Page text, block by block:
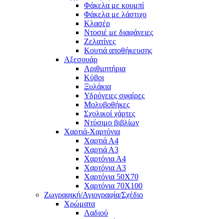
Φάκελα με κουμπί
Φάκελα με λάστιχο
Κλασέρ
Ντοσιέ με διαφάνειες
Ζελατίνες
Κουτιά αποθήκευσης
Αξεσουάρ
Αριθμητήρια
Κύβοι
Ξυλάκια
Υδρόγειες σφαίρες
Μολυβοθήκες
Σχολικοί χάρτες
Ντύσιμο βιβλίων
Χαρτιά-Χαρτόνια
Χαρτιά Α4
Χαρτιά Α3
Χαρτόνια Α4
Χαρτόνια Α3
Χαρτόνια 50Χ70
Χαρτόνια 70Χ100
Ζωγραφική/Αγιογραφία/Σχέδιο
Χρώματα
Λαδιού